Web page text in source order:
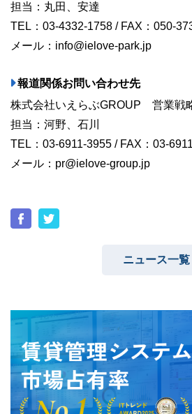
担当：丸田、安達
TEL：03-4332-1758 / FAX：050-
メール：info@ielove-park.jp
報道関係お問い合わせ先
株式会社いえらぶGROUP 営業戦
担当：河野、石川
TEL：03-6911-3955 / FAX：03-
メール：pr@ielove-group.jp
ニュース一覧